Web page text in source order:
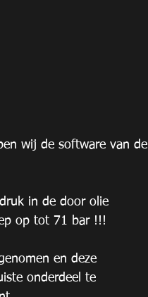
wij de software van de
in de door olie
op tot 71 bar !!!
en deze
onderdeel te